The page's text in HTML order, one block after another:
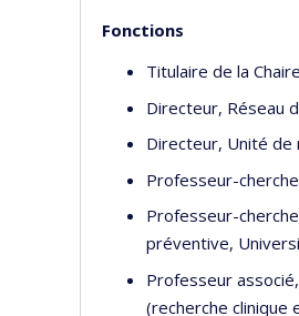
Fonctions
Titulaire de la
Directeur, Réseau
Directeur, Unité de
Professeur-
Professeur-
préventive,
Professeur
(recherche clinique